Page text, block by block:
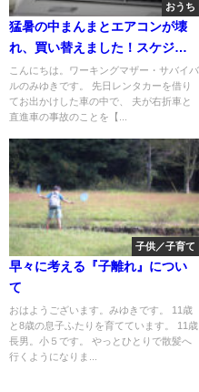
おうち
猛暑の中まんまとエアコンが壊
れ、買い替えました！スケジュ
ールと手間と値段！そしてクリ
ーニングはどうなの？
こんにちは。ワーキングマザー・サバイバ
ルのみゆきです。 先日レンタカーを借り
てお出かけした車の中で、 夫が右折車と
直進車の事故のことを【...
子供／子育て
早々に考える『子離れ』につい
て
おはようございます。みゆきです。 11歳
と8歳の息子ふたりを育てています。 11歳
長男。小５です。 やっとひとりで散髪へ
行くようになりま...